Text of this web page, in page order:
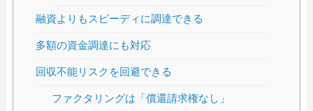
融資よりもスピーディに調達できる
多額の資金調達にも対応
回収不能リスクを回避できる
ファクタリングは「償還請求権なし」